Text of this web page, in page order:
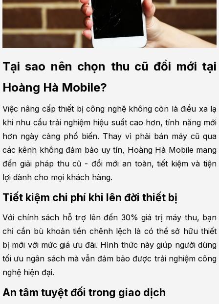
Tại sao nên chọn thu cũ đổi mới tại
Hoàng Hà Mobile?
Việc nâng cấp thiết bị công nghệ không còn là điều xa lạ
khi nhu cầu trải nghiệm hiệu suất cao hơn, tính năng mới
hơn ngày càng phổ biến. Thay vì phải bán máy cũ qua
các kênh không đảm bảo uy tín, Hoàng Hà Mobile mang
đến giải pháp thu cũ - đổi mới an toàn, tiết kiệm và tiện
lợi dành cho mọi khách hàng.
Tiết kiệm chi phí khi lên đời thiết bị
Với chính sách hỗ trợ lên đến 30% giá trị máy thu, bạn
chỉ cần bù khoản tiền chênh lệch là có thể sở hữu thiết
bị mới với mức giá ưu đãi. Hình thức này giúp người dùng
tối ưu ngân sách mà vẫn đảm bảo được trải nghiệm công
nghệ hiện đại.
An tâm tuyệt đối trong giao dịch